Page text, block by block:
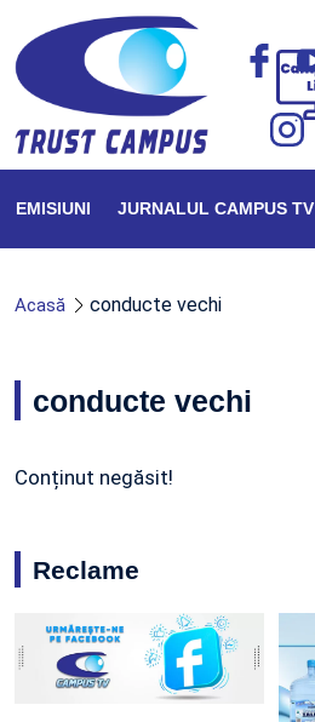
EMISIUNI JURNALUL CAMPUS TV
Acasă conducte vechi
conducte vechi
Conținut negăsit!
Reclame